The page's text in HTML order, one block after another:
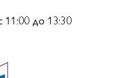
11:00 до 13:30